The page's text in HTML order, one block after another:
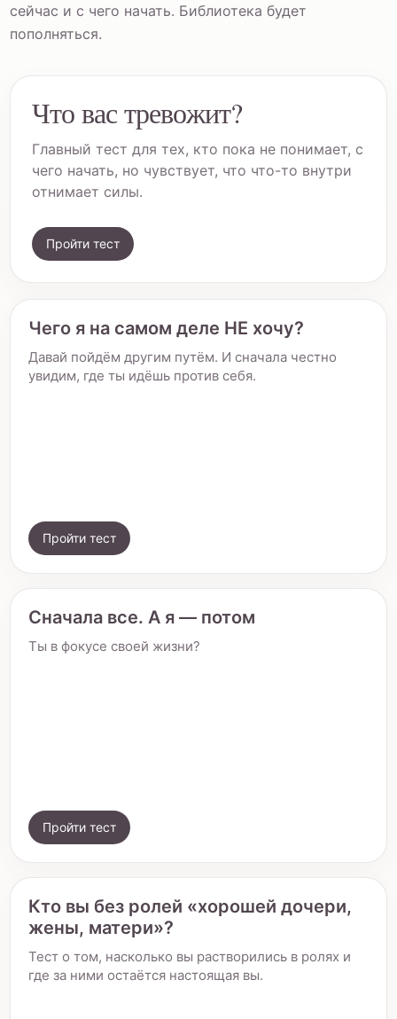
сейчас и с чего начать. Библиотека будет
пополняться.
Что вас тревожит?
Главный тест для тех, кто пока не понимает, с
чего начать, но чувствует, что что-то внутри
отнимает силы.
Пройти тест
Чего я на самом деле НЕ хочу?
Давай пойдём другим путём. И сначала честно
увидим, где ты идёшь против себя.
Пройти тест
Сначала все. А я — потом
Ты в фокусе своей жизни?
Пройти тест
Кто вы без ролей «хорошей дочери,
жены, матери»?
Тест о том, насколько вы растворились в ролях и
где за ними остаётся настоящая вы.